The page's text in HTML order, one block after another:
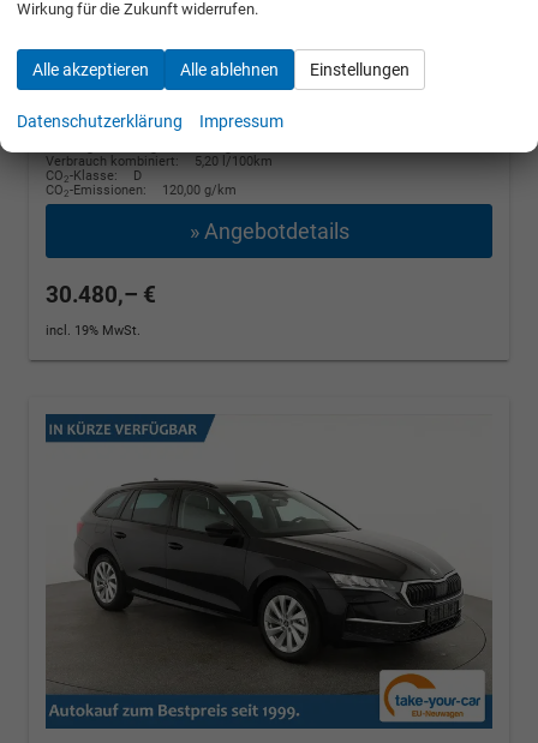
[19]
unverbindliche Lieferzeit:
27.08.2026
Smokey Diamond Silber Metallic
Fahrzeugnr.: 505456
Benzin
Verbrauch kombiniert:
5,20 l/100km
CO2-Klasse:
D
CO2-Emissionen: 120,00 g/km
» Angebotdetails
30.480,– €
incl. 19% MwSt.
Wirkung für die Zukunft widerrufen.
Alle akzeptieren Alle ablehnen Einstellungen
Datenschutzerklärung Impressum